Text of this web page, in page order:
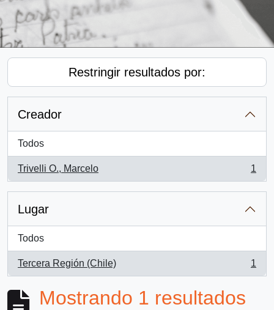
Restringir resultados por:
Creador
Todos
Trivelli O., Marcelo
, 1 resultados
1
Lugar
Todos
Tercera Región (Chile)
, 1 resultados
1
Mostrando 1 resultados